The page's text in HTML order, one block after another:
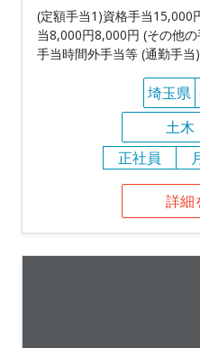
(定額手当1)資格手当15,000
当8,000円8,000円 (その他
手当時間外手当等 (通勤手当
埼玉県
土木
正社員
詳細